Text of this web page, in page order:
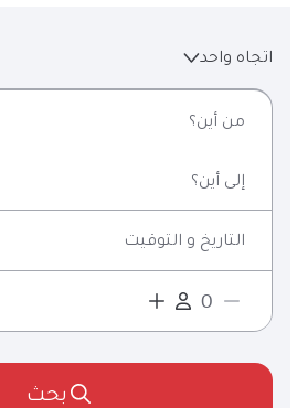
اتجاه واحد
من أين؟
إلى أين؟
التاريخ و التوقيت
بحث